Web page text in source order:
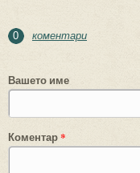
0 коментари
Вашето име
Коментар*